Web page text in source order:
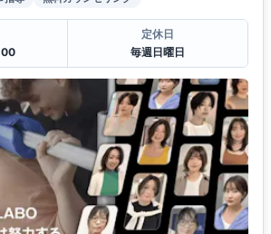
定休日
毎週日曜日